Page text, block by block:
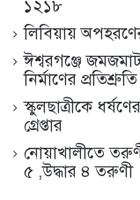
১২১৮
লিবিয়ায়
ঈশ্বরগঞ্জে
নির্মাণের প্রতিশ্রুতি
স্কুলছাত্রীকে
গ্রেপ্তার
নোয়াখালীতে
৫ ,উদ্ধার ৪ তরুণী